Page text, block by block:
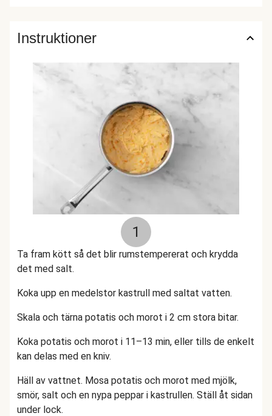
Instruktioner
1
Ta fram kött så det blir rumstempererat och krydda
det med salt.
Koka upp en medelstor kastrull med saltat vatten.
Skala och tärna potatis och morot i 2 cm stora bitar.
Koka potatis och morot i 11–13 min, eller tills de enkelt
kan delas med en kniv.
Häll av vattnet. Mosa potatis och morot med mjölk,
smör, salt och en nypa peppar i kastrullen. Ställ åt sidan
under lock.